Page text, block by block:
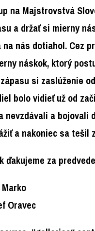
na Majstrovstvá
a držať si mierny
na nás dotiahol. Cez
náskok, ktorý
si zaslúženie
bolo vidieť už od
nevzdávali a bojovali
a nakoniec sa tešil
ďakujeme za
Oravec